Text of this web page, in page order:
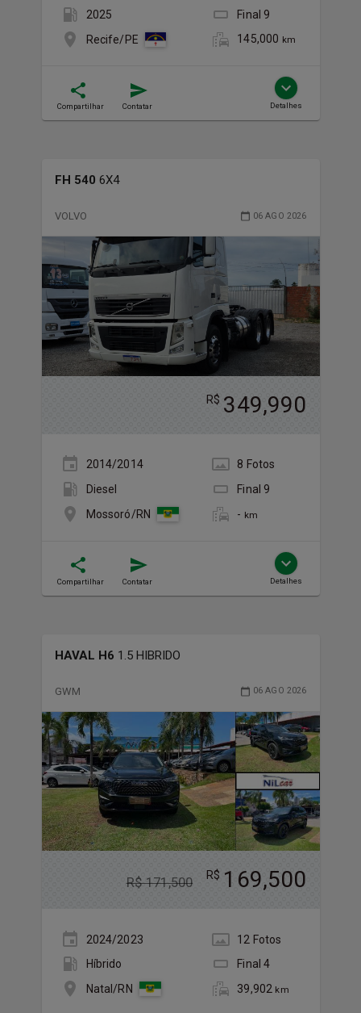
2025 Final 9
Recife/PE
145,000 km
Compartilhar Contatar Detalhes
FH 540 6X4
VOLVO 06 AGO 2026
R$ 349,990
2014/2014 8 Fotos
Diesel
Final 9
Mossoró/RN
- km
Compartilhar Contatar Detalhes
HAVAL H6 1.5 HIBRIDO
GWM 06 AGO 2026
R$171,500 R$ 169,500
2024/2023 12 Fotos
Híbrido
Final4
Natal/RN
39,902 km